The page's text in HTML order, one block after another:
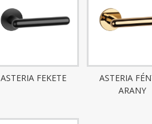
ASTERIA FEKETE
ASTERIA
ARANY